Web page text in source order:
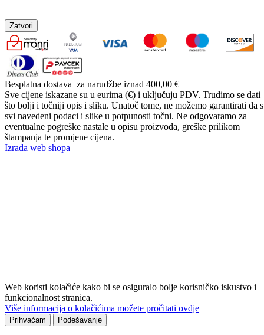
Zatvori
Besplatna dostava za narudžbe iznad 400,00 €
Sve cijene iskazane su u eurima (€) i uključuju PDV. Trudimo se dati
što bolji i točniji opis i sliku. Unatoč tome, ne možemo garantirati da
svi navedeni podaci i slike u potpunosti točni. Ne odgovaramo za
eventualne pogreške nastale u opisu proizvoda, greške prilikom
štampanja te promjene cijena.
Izrada web shopa
Web koristi kolačiće kako bi se osiguralo bolje korisničko iskustvo i
funkcionalnost stranica.
Više informacija o kolačićima možete pročitati ovdje
Prihvaćam Podešavanje